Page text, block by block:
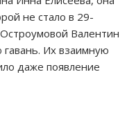
не стало в 29-
Валентин
Их взаимную
даже появление